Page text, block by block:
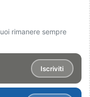
rimanere sempre
Iscriviti